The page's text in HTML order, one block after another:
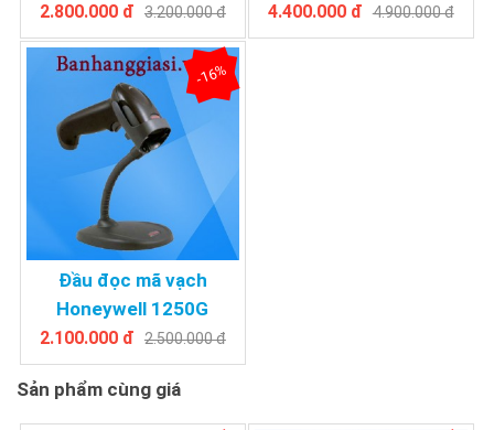
2.800.000 đ 3.200.000 đ 4.400.000 đ 4.900.000 đ
Đầu đọc mã vạch
Honeywell 1250G
-16%
2.100.000 đ 2.500.000 đ
Sản phẩm cùng giá